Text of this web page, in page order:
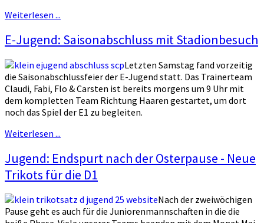
Weiterlesen ...
E-Jugend: Saisonabschluss mit Stadionbesuch
Letzten Samstag fand vorzeitig
die Saisonabschlussfeier der E-Jugend statt. Das Trainerteam
Claudi, Fabi, Flo & Carsten ist bereits morgens um 9 Uhr mit
dem kompletten Team Richtung Haaren gestartet, um dort
noch das Spiel der E1 zu begleiten.
Weiterlesen ...
Jugend: Endspurt nach der Osterpause - Neue
Trikots für die D1
Nach der zweiwöchigen
Pause geht es auch für die Juniorenmannschaften in die die